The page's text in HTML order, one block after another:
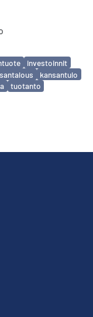
investoinnit
kansantulo
tuotanto